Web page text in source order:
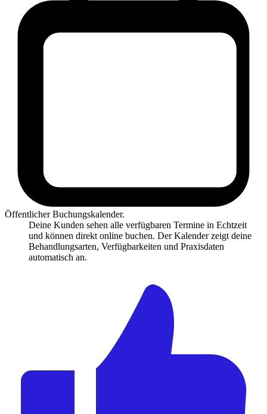
Öffentlicher Buchungskalender.
Deine Kunden sehen alle verfügbaren Termine in Echtzeit
und können direkt online buchen. Der Kalender zeigt deine
Behandlungsarten, Verfügbarkeiten und Praxisdaten
automatisch an.